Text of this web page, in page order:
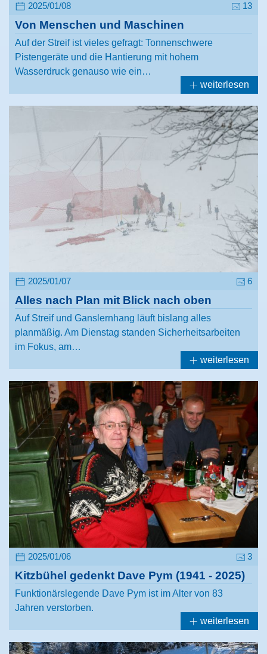
2025/01/08 13
Von Menschen und Maschinen
Auf der Streif ist vieles gefragt: Tonnenschwere
Pistengeräte und die Hantierung mit hohem
Wasserdruck genauso wie ein…
weiterlesen
2025/01/07 6
Alles nach Plan mit Blick nach oben
Auf Streif und Ganslernhang läuft bislang alles
planmäßig. Am Dienstag standen Sicherheitsarbeiten
im Fokus, am…
weiterlesen
2025/01/06 3
Kitzbühel gedenkt Dave Pym (1941 - 2025)
Funktionärslegende Dave Pym ist im Alter von 83
Jahren verstorben.
weiterlesen